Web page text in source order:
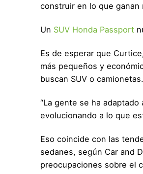
construir en lo que ganan
Un SUV Honda Passport
Es de esperar que
más pequeños y
buscan SUV o camionetas.
“La gente se ha
evolucionando a lo que
Eso coincide con las
sedanes, según Car and
preocupaciones sobre el